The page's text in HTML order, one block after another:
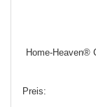
Home-Heaven®